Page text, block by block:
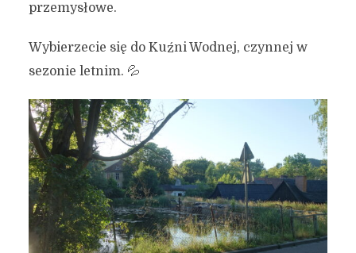
przemysłowe.
Wybierzecie się do Kuźni Wodnej, czynnej w
sezonie letnim. 💦